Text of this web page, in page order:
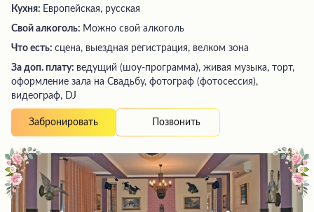
Кухня: Европейская, русская
Свой алкоголь: Можно свой алкоголь
Что есть: сцена, выездная регистрация, велком зона
За доп. плату: ведущий (шоу-программа), живая музыка, торт,
оформление зала на Свадьбу, фотограф (фотосессия),
видеограф, DJ
Забронировать Позвонить